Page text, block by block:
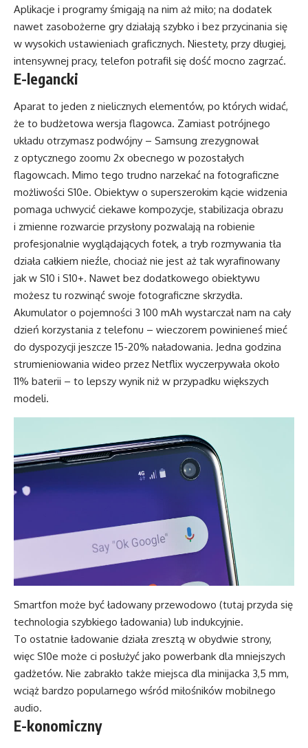
Aplikacje i programy śmigają na nim aż miło; na dodatek
nawet zasobożerne gry działają szybko i bez przycinania się
w wysokich ustawieniach graficznych. Niestety, przy długiej,
intensywnej pracy, telefon potrafił się dość mocno zagrzać.
E-legancki
Aparat to jeden z nielicznych elementów, po których widać,
że to budżetowa wersja flagowca. Zamiast potrójnego
układu otrzymasz podwójny – Samsung zrezygnował
z optycznego zoomu 2x obecnego w pozostałych
flagowcach. Mimo tego trudno narzekać na fotograficzne
możliwości S10e. Obiektyw o superszerokim kącie widzenia
pomaga uchwycić ciekawe kompozycje, stabilizacja obrazu
i zmienne rozwarcie przysłony pozwalają na robienie
profesjonalnie wyglądających fotek, a tryb rozmywania tła
działa całkiem nieźle, chociaż nie jest aż tak wyrafinowany
jak w S10 i S10+. Nawet bez dodatkowego obiektywu
możesz tu rozwinąć swoje fotograficzne skrzydła.
Akumulator o pojemności 3 100 mAh wystarczał nam na cały
dzień korzystania z telefonu – wieczorem powinieneś mieć
do dyspozycji jeszcze 15-20% naładowania. Jedna godzina
strumieniowania wideo przez Netflix wyczerpywała około
11% baterii – to lepszy wynik niż w przypadku większych
modeli.
Smartfon może być ładowany przewodowo (tutaj przyda się
technologia szybkiego ładowania) lub indukcyjnie.
To ostatnie ładowanie działa zresztą w obydwie strony,
więc S10e może ci posłużyć jako powerbank dla mniejszych
gadżetów. Nie zabrakło także miejsca dla minijacka 3,5 mm,
wciąż bardzo popularnego wśród miłośników mobilnego
audio.
E-konomiczny